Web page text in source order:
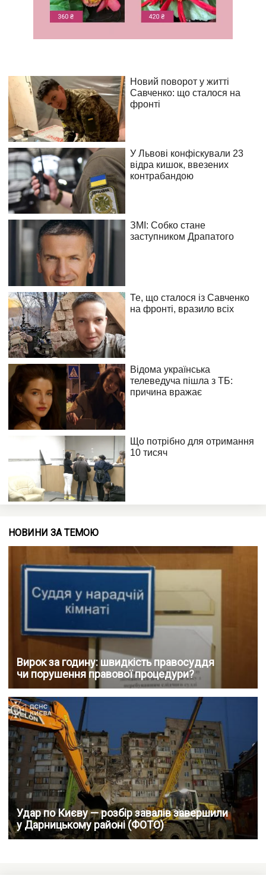
НОВИНИ ЗА ТЕМОЮ
Вирок за годину: швидкість правосуддя
чи порушення правової процедури?
Удар по Києву — розбір завалів завершили
у Дарницькому районі (ФОТО)